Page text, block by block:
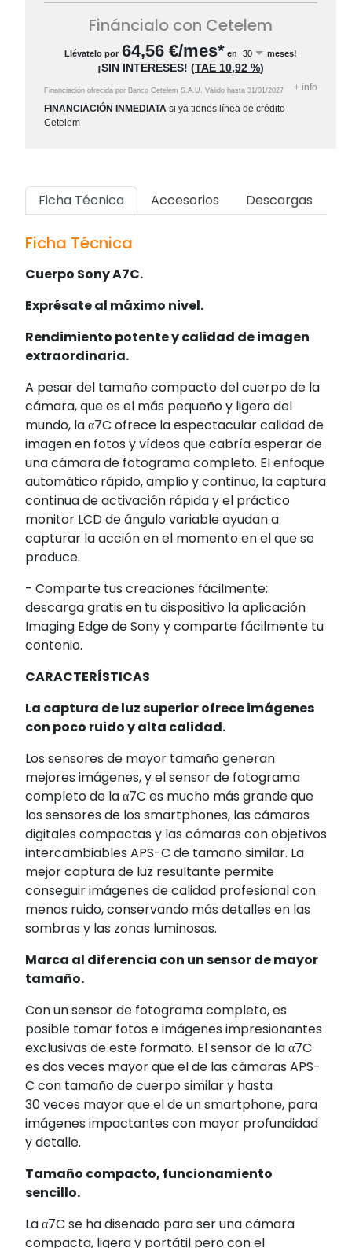
Fináncialo con Cetelem
Llévatelo por 64,56 €/mes* en meses!
¡SIN INTERESES! (TAE 10,92 %)
Financiación ofrecida por Banco Cetelem S.A.U. Válido hasta 31/01/2027 + info
FINANCIACIÓN INMEDIATA si ya tienes línea de crédito
Cetelem
Ficha Técnica Accesorios Descargas
Ficha Técnica
Cuerpo Sony A7C.
Exprésate al máximo nivel.
Rendimiento potente y calidad de imagen
extraordinaria.
A pesar del tamaño compacto del cuerpo de la
cámara, que es el más pequeño y ligero del
mundo, la α7C ofrece la espectacular calidad de
imagen en fotos y vídeos que cabría esperar de
una cámara de fotograma completo. El enfoque
automático rápido, amplio y continuo, la captura
continua de activación rápida y el práctico
monitor LCD de ángulo variable ayudan a
capturar la acción en el momento en el que se
produce.
- Comparte tus creaciones fácilmente:
descarga gratis en tu dispositivo la aplicación
Imaging Edge de Sony y comparte fácilmente tu
contenio.
CARACTERÍSTICAS
La captura de luz superior ofrece imágenes
con poco ruido y alta calidad.
Los sensores de mayor tamaño generan
mejores imágenes, y el sensor de fotograma
completo de la α7C es mucho más grande que
los sensores de los smartphones, las cámaras
digitales compactas y las cámaras con objetivos
intercambiables APS-C de tamaño similar. La
mejor captura de luz resultante permite
conseguir imágenes de calidad profesional con
menos ruido, conservando más detalles en las
sombras y las zonas luminosas.
Marca al diferencia con un sensor de mayor
tamaño.
Con un sensor de fotograma completo, es
posible tomar fotos e imágenes impresionantes
exclusivas de este formato. El sensor de la α7C
es dos veces mayor que el de las cámaras APS-
C con tamaño de cuerpo similar y hasta
30 veces mayor que el de un smartphone, para
imágenes impactantes con mayor profundidad
y detalle.
Tamaño compacto, funcionamiento
sencillo.
La α7C se ha diseñado para ser una cámara
compacta, ligera y portátil pero con el